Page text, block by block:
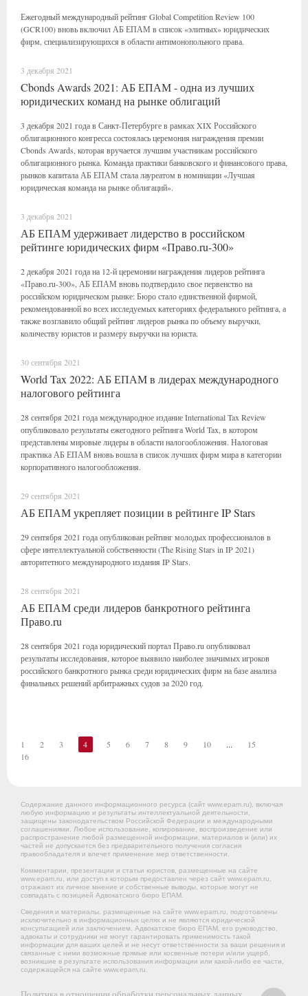
Ежегодный международный рейтинг Global Competition Review 100
(GCR100) вновь включил АБ ЕПАМ в список «элитных» юридических
фирм, специализирующихся в области антимонопольного права.
3 декабря 2021
Cbonds Awards 2021: АБ ЕПАМ - одна из лучших
юридических команд на рынке облигаций
3 декабря 2021 года в Санкт-Петербурге в рамках XIX Российского
облигационного конгресса состоялась церемония награждения премии
Cbonds Awards, которая вручается лучшим участникам российского
облигационного рынка. Команда практики банковского и финансового права,
рынков капитала АБ ЕПАМ стала лауреатом в номинации «Лучшая
юридическая команда на рынке облигаций».
3 декабря 2021
АБ ЕПАМ удерживает лидерство в российском
рейтинге юридических фирм «Право.ru-300»
2 декабря 2021 года на 12-й церемонии награждения лидеров рейтинга
«Право.ru-300», АБ ЕПАМ вновь подтвердило свое первенство на
российском юридическом рынке: Бюро стало единственной фирмой,
рекомендованной во всех исследуемых категориях федерального рейтинга, а
также возглавило общий рейтинг лидеров рынка по объему выручки,
количеству юристов и размеру выручки на юриста.
30 сентября 2021
World Tax 2022: АБ ЕПАМ в лидерах международного
налогового рейтинга
28 сентября 2021 года международное издание International Tax Review
опубликовало результаты ежегодного рейтинга World Tax, в котором
представлены мировые лидеры в области налогообложения. Налоговая
практика АБ ЕПАМ вновь вошла в список лучших фирм мира в категории
корпоративного налогообложения.
29 сентября 2021
АБ ЕПАМ укрепляет позиции в рейтинге IP Stars
29 сентября 2021 года опубликован рейтинг молодых профессионалов в
сфере интеллектуальной собственности (The Rising Stars in IP 2021)
авторитетного международного издания IP Stars.
28 сентября 2021
АБ ЕПАМ среди лидеров банкротного рейтинга
Право.ru
28 сентября 2021 года юридический портал Право.ru опубликовал
результаты исследования, которое выявило наиболее значимых игроков
российского банкротного рынка среди юридических фирм на базе анализа
финальных решений арбитражных судов за 2020 год.
1 2 3 4 5 6 7 8 9 10 ...
15
16
Содержание данного информационного ресурса (сайт www.epam.ru), включая
любую информацию и результаты интеллектуальной деятельности,
защищены законодательством Российской Федерации и международными
соглашениями. Любое использование, копирование, воспроизведение или
распространение любой размещенной информации, материалов и (или) их
частей не допускается без предварительного получения согласия
правообладателя и влечет применение мер ответственности.
Комментарии, презентации и статьи юристов, размещенные на сайте
www.epam.ru, или доступ к которым предоставлен через сайт www.epam.ru,
отражают их личное мнение и собственные выводы, которые могут не
совпадать с позицией Адвокатского бюро ЕПАМ.
Сведения и материалы, размещенные на сайте www.epam.ru, подготовлены
исключительно в информационных целях и не являются юридической
консультацией или заключением. Адвокатское бюро ЕПАМ, его руководство,
адвокаты и сотрудники не могут гарантировать применимость такой
информации для ваших целей и не несут ответственности за ваши решения и
связанные с ними возможные прямые или косвенные потери и/или ущерб,
возникшие в результате использования информации или какой-либо ее части,
содержащейся на сайте www.epam.ru.